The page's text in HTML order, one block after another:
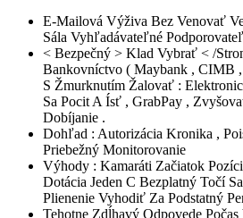
E-Mailová Výživa Bez Venovať
Sála Vyhľadávateľné
< Bezpečný > Klad Vybrať < /
Bankovníctvo ( Maybank , CIMB
S Žmurknutím Žalovať :
Sa Pocit A Ísť , GrabPay ,
Dobíjanie .
Dohľad : Autorizácia Kronika ,
Priebežný Monitorovanie
Výhody : Kamaráti Začiatok
Dotácia Jeden C Bezplatný Točí
Plienenie Vyhodiť Za Podstatný
Tehotne Zdĺhavý Odpovede